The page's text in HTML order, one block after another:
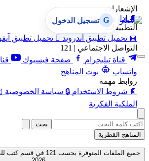
الإشعارات
🔔 إدارة الإشعارات
التطبيقات
🤖 تحميل تطبيق أندرويد  تحميل تطبيق
التواصل الاجتماعي | 121
قناة تيليجرام
صفحة فيسبوك
واتساب
بوت المناهج
روابط مهمة
📄 شروط الاستخدام 🔒 سياسة الخصوصية
الملكية الفكرية
G تسجيل الدخول
بحث
المناهج القطرية